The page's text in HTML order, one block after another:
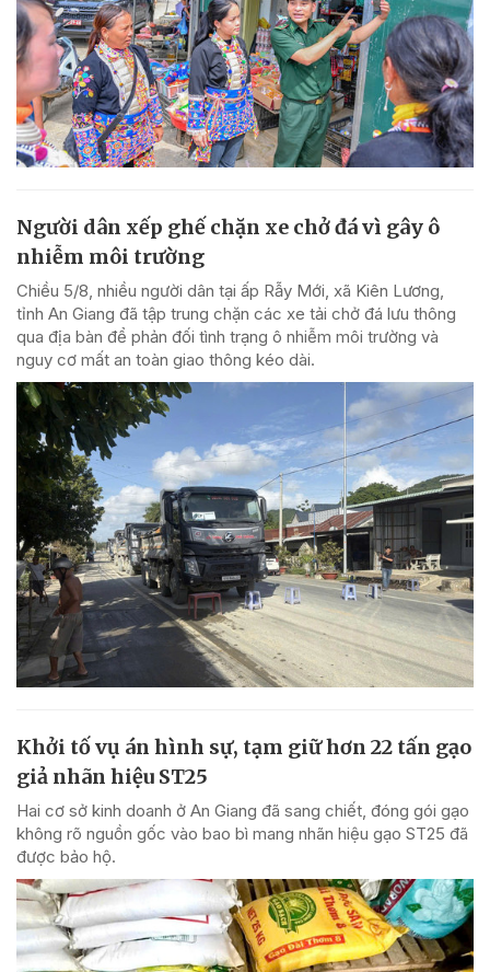
Người dân xếp ghế chặn xe chở đá vì gây ô
nhiễm môi trường
Chiều 5/8, nhiều người dân tại ấp Rẫy Mới, xã Kiên Lương,
tỉnh An Giang đã tập trung chặn các xe tải chở đá lưu thông
qua địa bàn để phản đối tình trạng ô nhiễm môi trường và
nguy cơ mất an toàn giao thông kéo dài.
Khởi tố vụ án hình sự, tạm giữ hơn 22 tấn gạo
giả nhãn hiệu ST25
Hai cơ sở kinh doanh ở An Giang đã sang chiết, đóng gói gạo
không rõ nguồn gốc vào bao bì mang nhãn hiệu gạo ST25 đã
được bảo hộ.